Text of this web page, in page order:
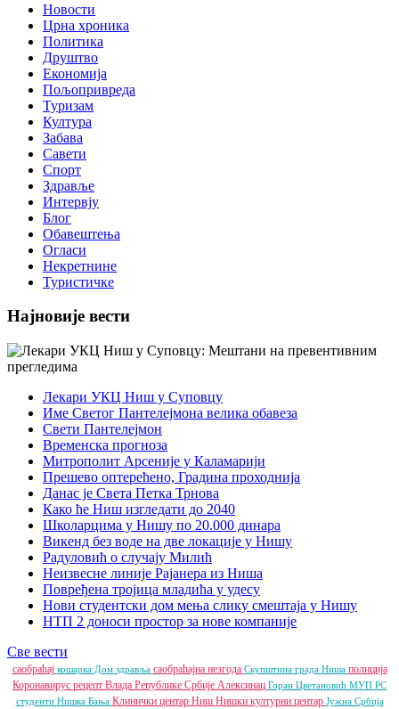
Новости
Црна хроника
Политика
Друштво
Економија
Пољопривреда
Туризам
Култура
Забава
Савети
Спорт
Здравље
Интервју
Блог
Обавештења
Огласи
Некретнине
Туристичке
Најновије вести
Лекари УКЦ Ниш у Суповцу
Име Светог Пантелејмона велика обавеза
Свети Пантелејмон
Временска прогноза
Митрополит Арсеније у Каламарији
Прешево оптерећено, Градина проходнија
Данас је Света Петка Трнова
Како ће Ниш изгледати до 2040
Школарцима у Нишу по 20.000 динара
Викенд без воде на две локације у Нишу
Радуловић о случају Милић
Неизвесне линије Рајанера из Ниша
Повређена тројица младића у удесу
Нови студентски дом мења слику смештаја у Нишу
НТП 2 доноси простор за нове компаније
Све вести
саобраћај кошарка Дом здравља саобраћајна незгода Скупштина града Ниша полиција
Коронавирус рецепт Влада Републике Србије Алексинац Горан Цветановић МУП РС
студенти Нишка Бања Клинички центар Ниш Нишки културни центар Јужна Србија